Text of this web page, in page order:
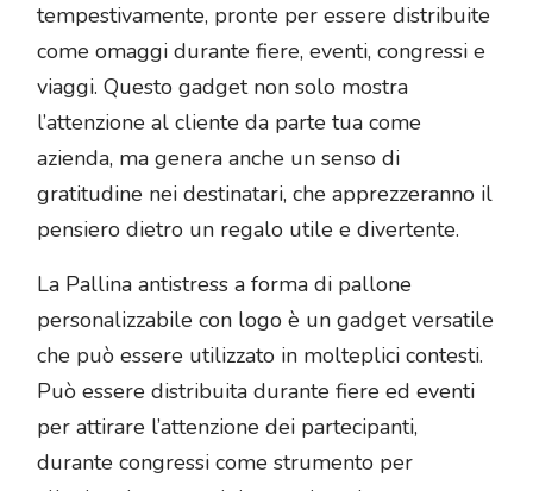
tempestivamente, pronte per essere distribuite
come omaggi durante fiere, eventi, congressi e
viaggi. Questo gadget non solo mostra
l’attenzione al cliente da parte tua come
azienda, ma genera anche un senso di
gratitudine nei destinatari, che apprezzeranno il
pensiero dietro un regalo utile e divertente.
La Pallina antistress a forma di pallone
personalizzabile con logo è un gadget versatile
che può essere utilizzato in molteplici contesti.
Può essere distribuita durante fiere ed eventi
per attirare l’attenzione dei partecipanti,
durante congressi come strumento per